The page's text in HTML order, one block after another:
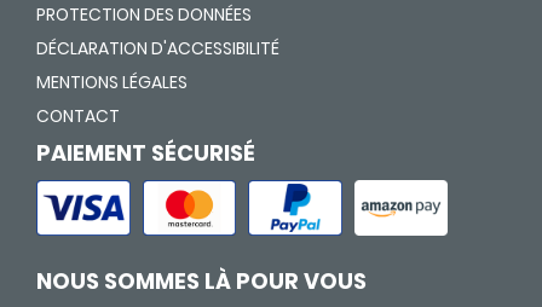
PROTECTION DES DONNÉES
DÉCLARATION D'ACCESSIBILITÉ
MENTIONS LÉGALES
CONTACT
PAIEMENT SÉCURISÉ
NOUS SOMMES LÀ POUR VOUS